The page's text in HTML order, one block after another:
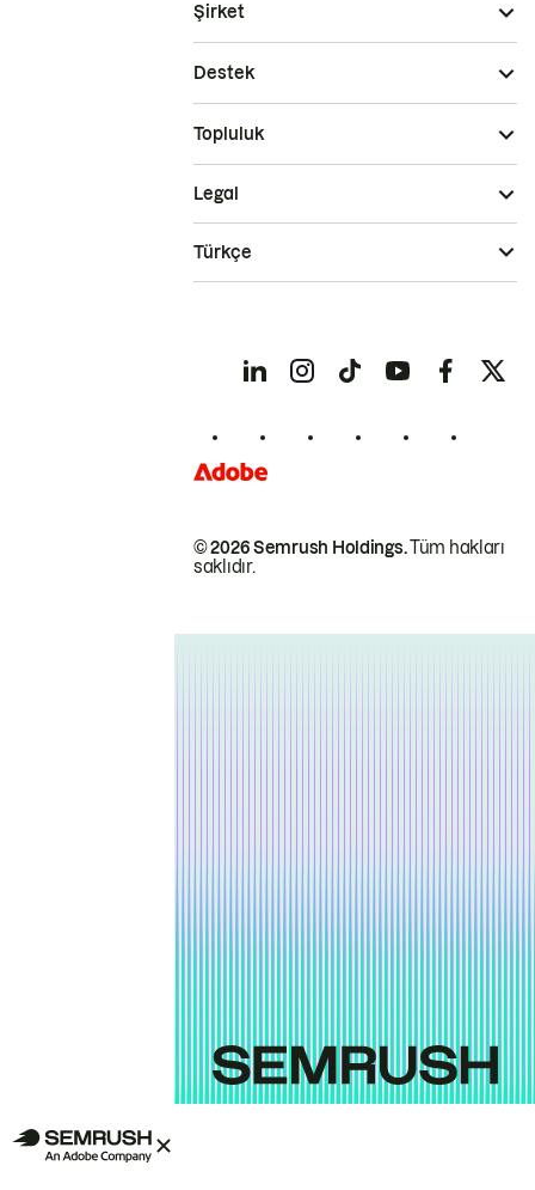
Şirket
Destek
Topluluk
© 2026 Semrush Holdings.Tüm hakları
saklıdır.
Legal
Türkçe